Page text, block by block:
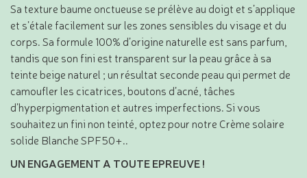
Sa texture baume onctueuse se prélève au doigt et s’applique
et s’étale facilement sur les zones sensibles du visage et du
corps. Sa formule 100% d’origine naturelle est sans parfum,
tandis que son fini est transparent sur la peau grâce à sa
teinte beige naturel ; un résultat seconde peau qui permet de
camoufler les cicatrices, boutons d’acné, tâches
d’hyperpigmentation et autres imperfections. Si vous
souhaitez un fini non teinté, optez pour notre Crème solaire
solide Blanche SPF50+..
UN ENGAGEMENT A TOUTE EPREUVE !